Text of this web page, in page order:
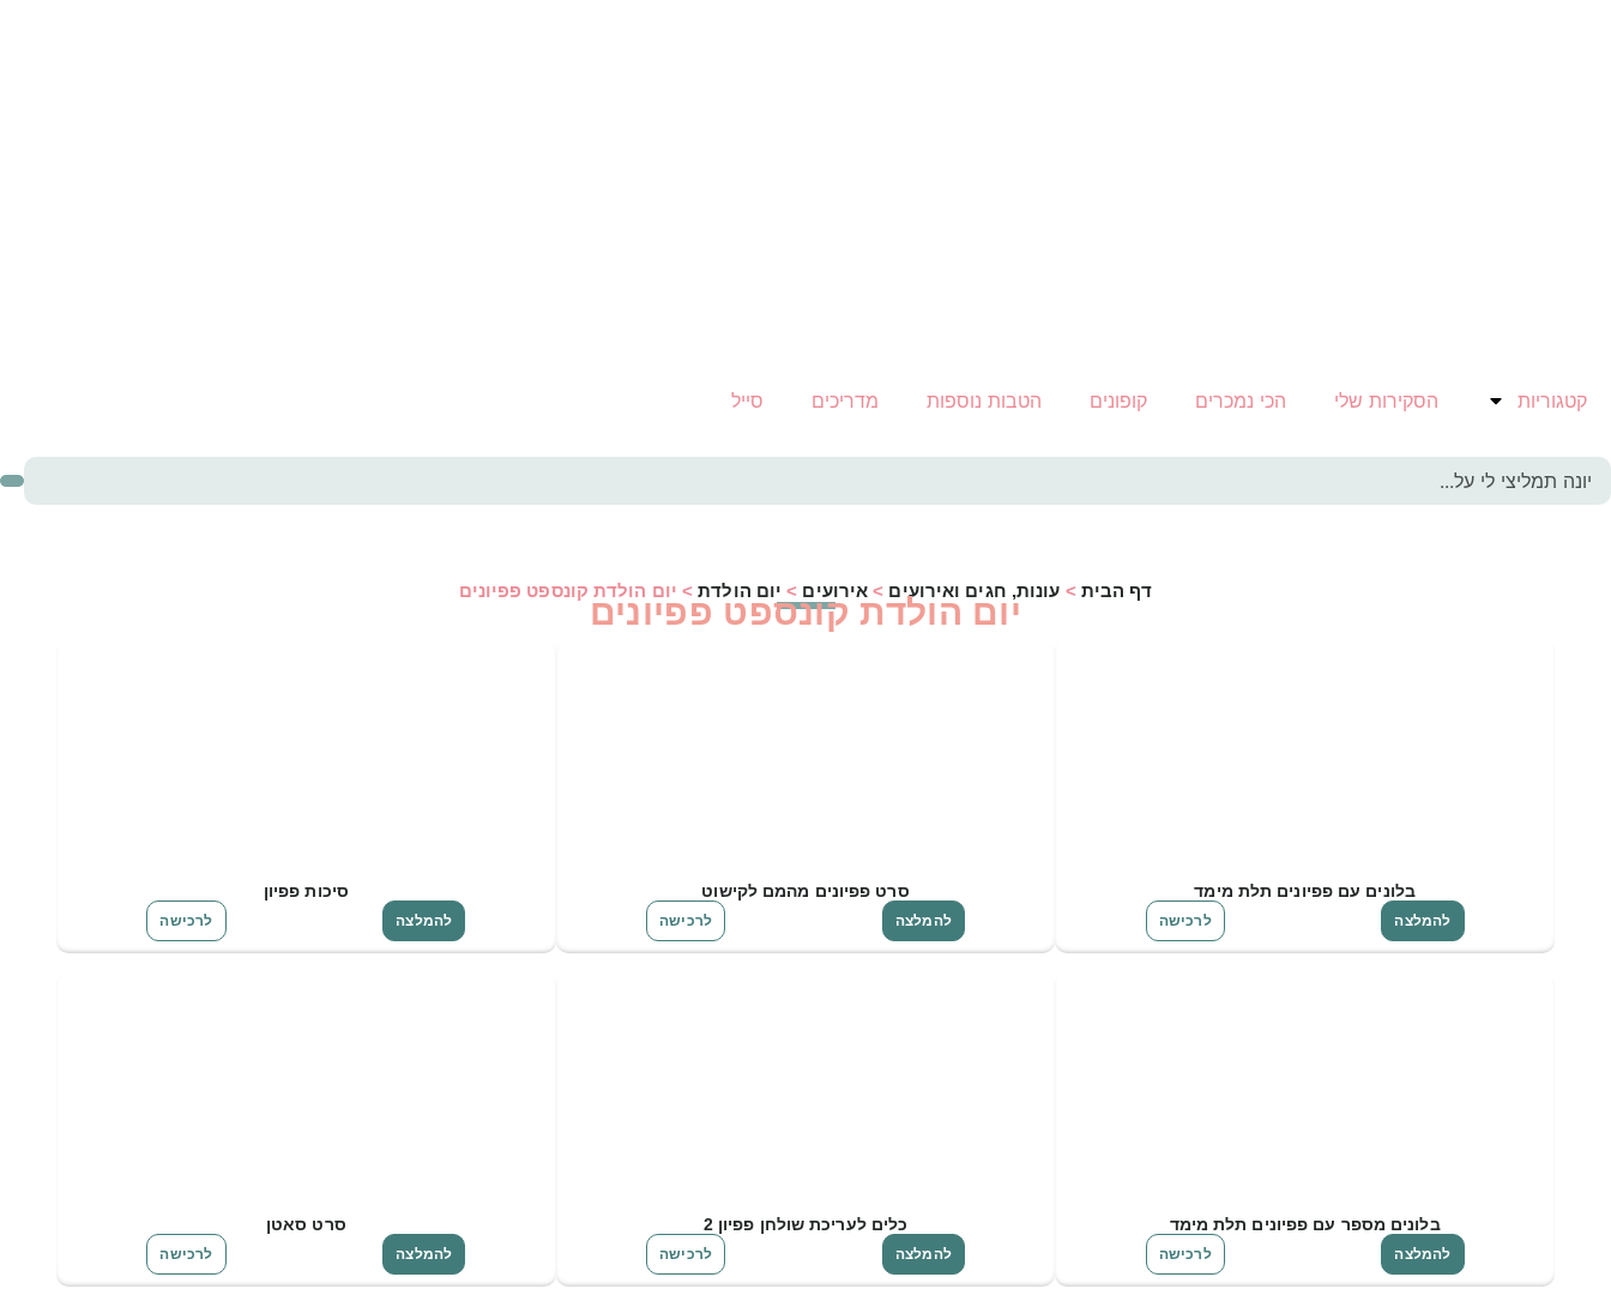
קטגוריות הסקירות שלי הכי נמכרים קופונים הטבות נוספות מדריכים סייל
דף הבית > עונות, חגים ואירועים > אירועים > יום הולדת> יום הולדת קונספט פפיונים
יום הולדת קונספט פפיונים
בלונים עם פפיונים תלת מימד
להמלצה לרכישה
סרט פפיונים מהמם לקישוט
להמלצה לרכישה
סיכות פפיון
להמלצה לרכישה
בלונים מספר עם פפיונים תלת מימד
להמלצה לרכישה
כלים לעריכת שולחן פפיון 2
להמלצה לרכישה
סרט סאטן
להמלצה לרכישה